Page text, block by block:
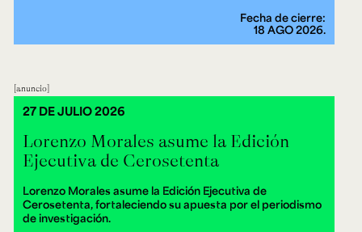
Fecha de cierre:
18 AGO 2026.
anuncio
Lorenzo Morales asume la Edición
Ejecutiva de Cerosetenta
Lorenzo Morales asume la Edición Ejecutiva de
Cerosetenta, fortaleciendo su apuesta por el periodismo
de investigación.
27 DE JULIO 2026